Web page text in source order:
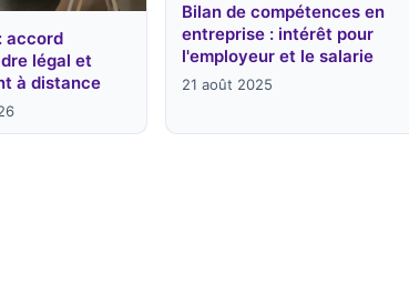
accord
légal et
à distance
Bilan de compétences en
entreprise : intérêt pour
l'employeur et le salarie
21 août 2025